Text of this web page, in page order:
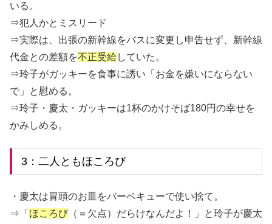
いる。
⇒犯人かとミスリード
⇒実際は、出張の新幹線をバスに変更し申告せず、新幹線
代金との差額を不正受給していた。
⇒玲子がガッキーを食事に誘い「お金を嫌いにならない
で」と慰める。
⇒玲子・慶太・ガッキーは1杯のかけそば180円の幸せを
かみしめる。
3：二人ともほころび
・慶太は冒頭のお皿をバーベキューで使い捨て。
⇒「 ほころび （＝欠点）だらけなんだよ！」と玲子が慶太